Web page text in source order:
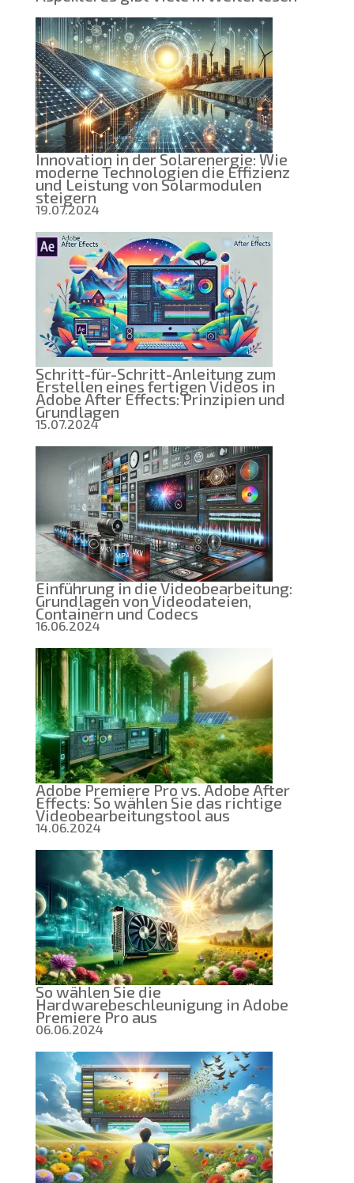
Alles,
Innovation in der Solarenergie: Wie
moderne Technologien die Effizienz
und Leistung von Solarmodulen
steigern
19.07.2024
Schritt-für-Schritt-Anleitung zum
Erstellen eines fertigen Videos in
Adobe After Effects: Prinzipien und
Grundlagen
15.07.2024
Einführung in die Videobearbeitung:
Grundlagen von Videodateien,
Containern und Codecs
16.06.2024
Adobe Premiere Pro vs. Adobe After
Effects: So wählen Sie das richtige
Videobearbeitungstool aus
14.06.2024
So wählen Sie die
Hardwarebeschleunigung in Adobe
Premiere Pro aus
06.06.2024